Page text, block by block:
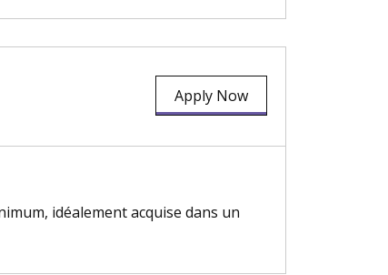
Apply Now
idéalement acquise dans un